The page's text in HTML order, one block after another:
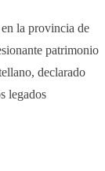
la provincia de
patrimonio
declarado
legados